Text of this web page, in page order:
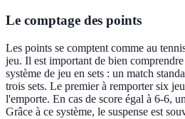
Le comptage des points
Les points se comptent comme au
jeu. Il est important de bien
système de jeu en sets : un match
trois sets. Le premier à remporter six
l'emporte. En cas de score égal à 6-6,
Grâce à ce système, le suspense est